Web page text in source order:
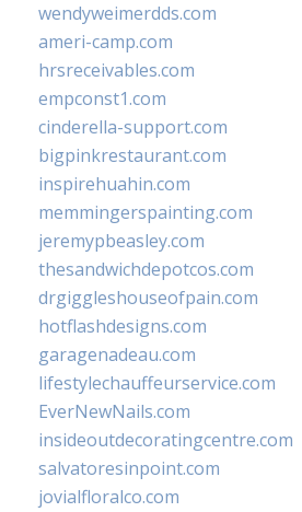
wendyweimerdds.com
ameri-camp.com
hrsreceivables.com
empconst1.com
cinderella-support.com
bigpinkrestaurant.com
inspirehuahin.com
memmingerspainting.com
jeremypbeasley.com
thesandwichdepotcos.com
drgiggleshouseofpain.com
hotflashdesigns.com
garagenadeau.com
lifestylechauffeurservice.com
EverNewNails.com
insideoutdecoratingcentre.com
salvatoresinpoint.com
jovialfloralco.com